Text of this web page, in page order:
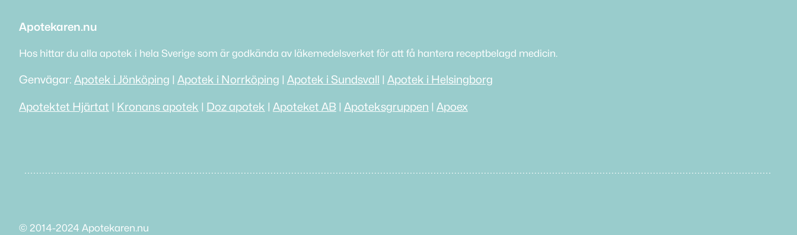
Apotekaren.nu
Hos hittar du alla apotek i hela Sverige som är godkända av läkemedelsverket för att få hantera receptbelagd medicin.
Genvägar: Apotek i Jönköping | Apotek i Norrköping | Apotek i Sundsvall | Apotek i Helsingborg
Apotektet Hjärtat | Kronans apotek | Doz apotek | Apoteket AB | Apoteksgruppen | Apoex
© 2014-2024 Apotekaren.nu